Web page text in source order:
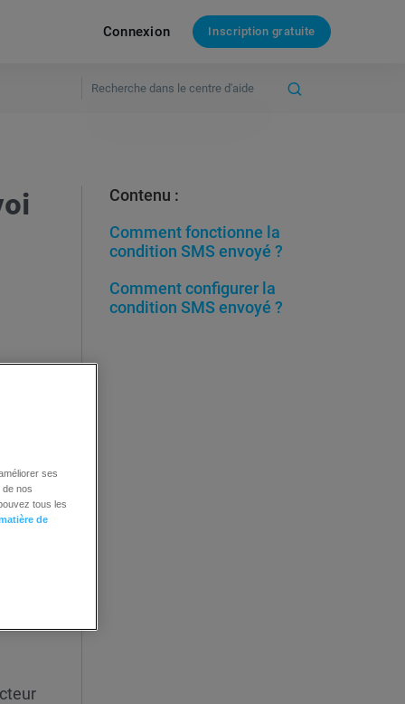
Connexion Inscription gratuite
Contenu :
Comment fonctionne la
condition SMS envoyé ?
Comment configurer la
condition SMS envoyé ?
pas
ses
nos
tous les
de